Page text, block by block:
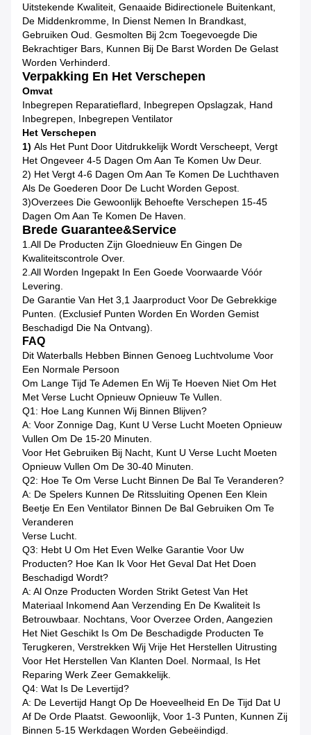
Uitstekende Kwaliteit, Genaaide Bidirectionele Buitenkant,
De Middenkromme, In Dienst Nemen In Brandkast,
Gebruiken Oud. Gesmolten Bij 2cm Toegevoegde Die
Bekrachtiger Bars, Kunnen Bij De Barst Worden De Gelast
Worden Verhinderd.
Verpakking En Het Verschepen
Omvat
Inbegrepen Reparatieflard, Inbegrepen Opslagzak, Hand
Inbegrepen, Inbegrepen Ventilator
Het Verschepen
1) Als Het Punt Door Uitdrukkelijk Wordt Verscheept, Vergt
Het Ongeveer 4-5 Dagen Om Aan Te Komen Uw Deur.
2) Het Vergt 4-6 Dagen Om Aan Te Komen De Luchthaven
Als De Goederen Door De Lucht Worden Gepost.
3)Overzees Die Gewoonlijk Behoefte Verschepen 15-45
Dagen Om Aan Te Komen De Haven.
Brede Guarantee&Service
1.All De Producten Zijn Gloednieuw En Gingen De
Kwaliteitscontrole Over.
2.All Worden Ingepakt In Een Goede Voorwaarde Vóór
Levering.
De Garantie Van Het 3,1 Jaarproduct Voor De Gebrekkige
Punten. (Exclusief Punten Worden En Worden Gemist
Beschadigd Die Na Ontvang).
FAQ
Dit Waterballs Hebben Binnen Genoeg Luchtvolume Voor
Een Normale Persoon
Om Lange Tijd Te Ademen En Wij Te Hoeven Niet Om Het
Met Verse Lucht Opnieuw Opnieuw Te Vullen.
Q1: Hoe Lang Kunnen Wij Binnen Blijven?
A: Voor Zonnige Dag, Kunt U Verse Lucht Moeten Opnieuw
Vullen Om De 15-20 Minuten.
Voor Het Gebruiken Bij Nacht, Kunt U Verse Lucht Moeten
Opnieuw Vullen Om De 30-40 Minuten.
Q2: Hoe Te Om Verse Lucht Binnen De Bal Te Veranderen?
A: De Spelers Kunnen De Ritssluiting Openen Een Klein
Beetje En Een Ventilator Binnen De Bal Gebruiken Om Te
Veranderen
Verse Lucht.
Q3: Hebt U Om Het Even Welke Garantie Voor Uw
Producten? Hoe Kan Ik Voor Het Geval Dat Het Doen
Beschadigd Wordt?
A: Al Onze Producten Worden Strikt Getest Van Het
Materiaal Inkomend Aan Verzending En De Kwaliteit Is
Betrouwbaar. Nochtans, Voor Overzee Orden, Aangezien
Het Niet Geschikt Is Om De Beschadigde Producten Te
Terugkeren, Verstrekken Wij Vrije Het Herstellen Uitrusting
Voor Het Herstellen Van Klanten Doel. Normaal, Is Het
Reparing Werk Zeer Gemakkelijk.
Q4: Wat Is De Levertijd?
A: De Levertijd Hangt Op De Hoeveelheid En De Tijd Dat U
Af De Orde Plaatst. Gewoonlijk, Voor 1-3 Punten, Kunnen Zij
Binnen 5-15 Werkdagen Worden Gebeëindigd.